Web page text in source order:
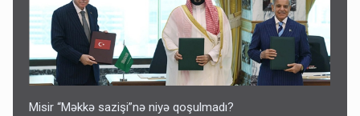
Misir “Məkkə sazişi”nə niyə qoşulmadı?